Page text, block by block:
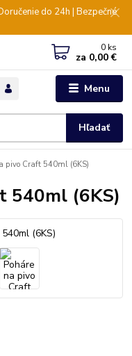
do 24h | Bezpečné
Menu
Hľadať
0 ks
za 0,00 €
pivo Craft 540ml (6KS)
540ml (6KS)